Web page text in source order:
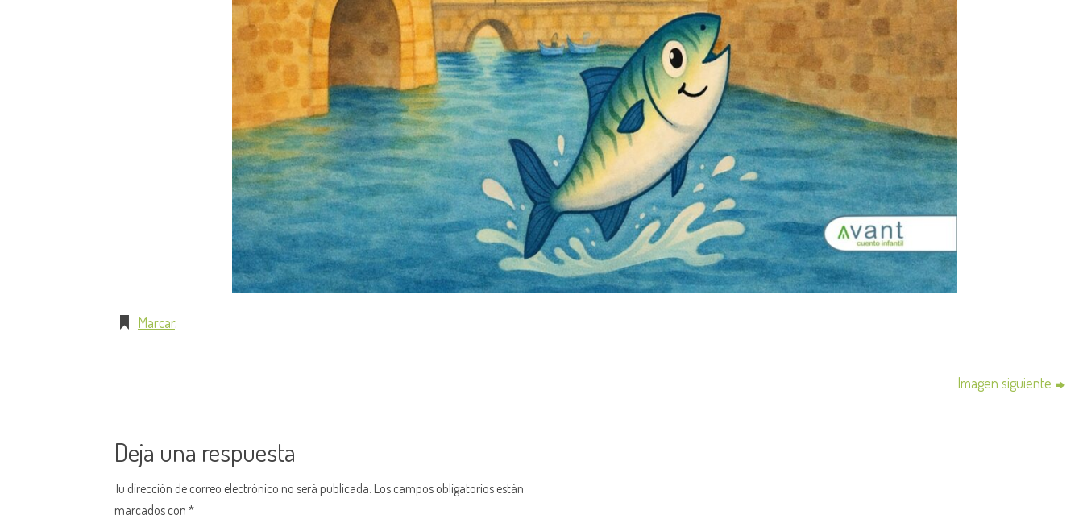
Marcar.
Imagen siguiente
Deja una respuesta
Tu dirección de correo electrónico no será publicada. Los campos obligatorios están
marcados con*